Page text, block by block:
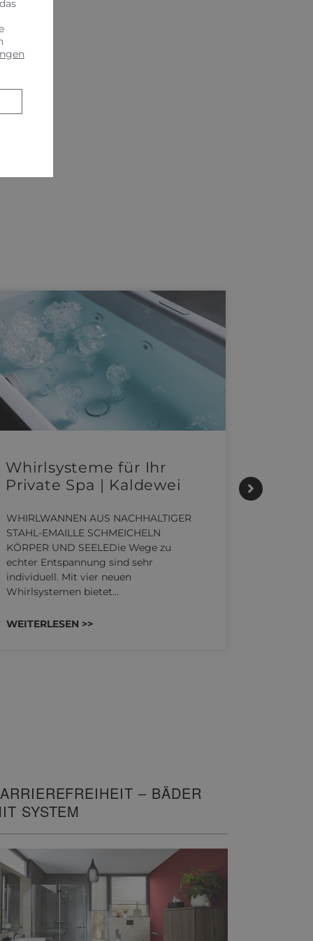
Whirlsysteme für Ihr
Private Spa | Kaldewei
WHIRLWANNEN AUS NACHHALTIGER
STAHL-EMAILLE SCHMEICHELN
KÖRPER UND SEELEDie Wege zu
echter Entspannung sind sehr
individuell. Mit vier neuen
Whirlsystemen bietet…
WEITERLESEN >>
– BÄDER
SYSTEM